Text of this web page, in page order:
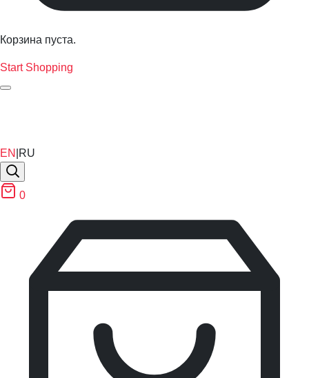
Корзина пуста.
Start Shopping
EN RU
0